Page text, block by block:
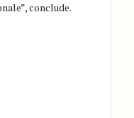
conclude.